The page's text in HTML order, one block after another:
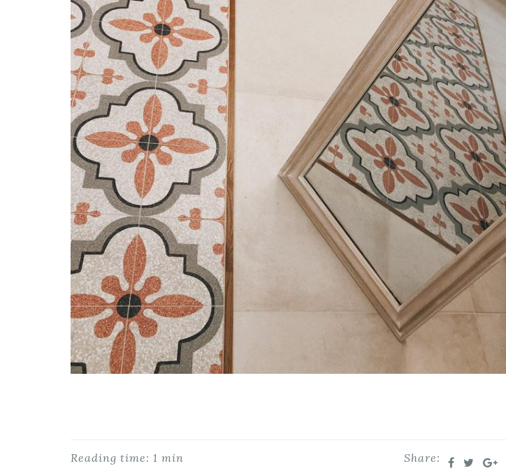
Share:
Reading time: 1 min